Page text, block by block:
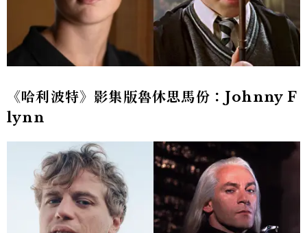
《哈利波特》影集版魯休思馬份：Johnny F
lynn